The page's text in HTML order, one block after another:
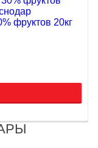
фруктов 20кг